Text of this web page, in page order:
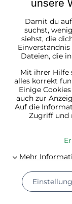
Österreich
© 2026
Datenschutz-
unsere
Damit du
suchst,
siehst, die
Dateien, die
Mit ihrer Hilfe
alles korrekt
Einige
auch zur
Auf die
Zugriff und